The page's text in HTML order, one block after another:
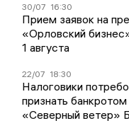
30/07 16:30
Прием заявок на
«Орловский
1 августа
22/07 18:30
Налоговики
признать
«Северный ветер»